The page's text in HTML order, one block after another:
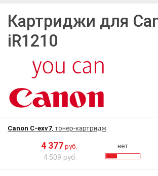
Картриджи для
iR1210
Canon C-exv7, тонер-картридж
4 377 руб.
4 509 руб.
нет